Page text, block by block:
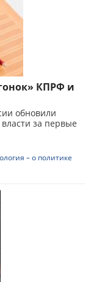
КПРФ и
обновили
за первые
– о политике